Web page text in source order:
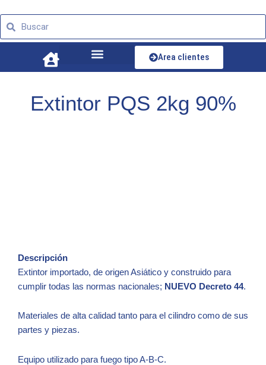
contenido
Buscar
Area clientes
Extintor PQS 2kg 90%
Descripción
Extintor importado, de origen Asiático y construido para
cumplir todas las normas nacionales; NUEVO Decreto 44.
Materiales de alta calidad tanto para el cilindro como de sus
partes y piezas.
Equipo utilizado para fuego tipo A-B-C.